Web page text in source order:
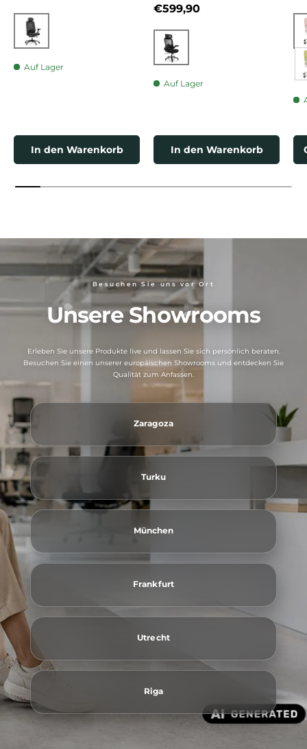
Schwarz
Auf Lager
In den Warenkorb
Normaler Preis
€599,90
Schwarz
Auf Lager
In den Warenkorb
Besuchen Sie uns vor Ort
Unsere Showrooms
Erleben Sie unsere Produkte live und lassen Sie sich persönlich beraten.
Besuchen Sie einen unserer europäischen Showrooms und entdecken Sie
Qualität zum Anfassen.
Zaragoza
Turku
München
Frankfurt
Utrecht
Riga